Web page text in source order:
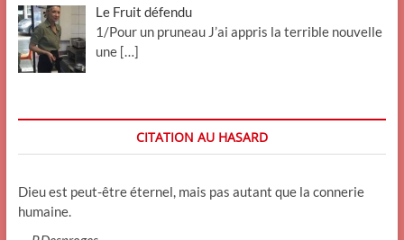
Le Fruit défendu
1/Pour un pruneau J’ai appris la terrible nouvelle
une […]
CITATION AU HASARD
Dieu est peut-être éternel, mais pas autant que la connerie
humaine.